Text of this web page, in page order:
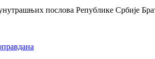
послова Републике Србије